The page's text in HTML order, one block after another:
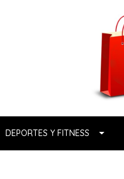
DEPORTES Y FITNESS